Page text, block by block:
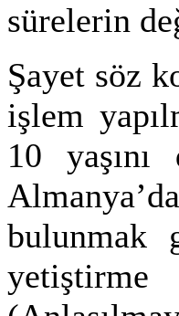
sürelerin
Şayet söz
işlem
10 yaşını
bulunmak